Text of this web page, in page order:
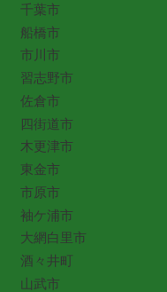
千葉市
船橋市
市川市
習志野市
佐倉市
四街道市
木更津市
東金市
市原市
袖ケ浦市
大網白里市
酒々井町
山武市